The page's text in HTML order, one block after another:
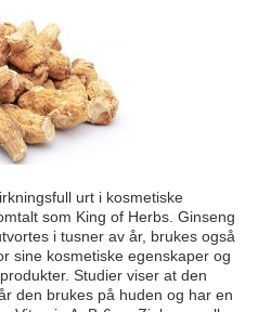
urt i kosmetiske
som King of Herbs. Ginseng
i tusner av år, brukes også
sine kosmetiske egenskaper og
Studier viser at den
den brukes på huden og har en